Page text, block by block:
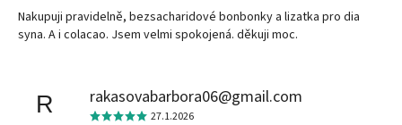
Nakupuji pravidelně, bezsacharidové bonbonky a lizatka pro dia
syna. A i colacao. Jsem velmi spokojená. děkuji moc.
R rakasovabarbora06@gmail.com
27.1.2026